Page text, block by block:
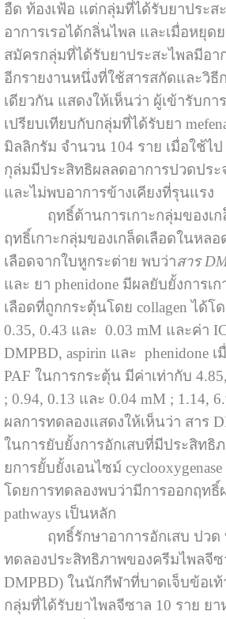
อืด ท้องเฟ้อ แต่กลุ่มที่ได้รับยาประส
อาการเรอได้กลิ่นไพล และเมื่อหยุด
สมัครกลุ่มที่ได้รับยาประสะไพลมีอา
อีกรายงานหนึ่งที่ใช้สารสกัดและวิธี
เดียวกัน แสดงให้เห็นว่า ผู้เข้ารับกา
เปรียบเทียบกับกลุ่มที่ได้รับยา
มิลลิกรัม จำนวน 104 ราย เมื่อใช้ไ
กุล่มมีประสิทธิผลลดอาการปวดประ
และไม่พบอาการข้างเคียงที่รุนแรง
ฤทธิ์ต้านการเกาะกลุ่มของเกล็
ฤทธิ์เกาะกลุ่มของเกล็ดเลือดในหล
เลือดจากใบหูกระต่าย พบว่าสาร
และ ยา phenidone มีผลยับยั้งการเ
เลือดที่ถูกกระตุ้นโดย collagen ได้โ
0.35, 0.43 และ 0.03 mM และค่า
DMPBD, aspirin และ phenidone
PAF ในการกระตุ้น มีค่าเท่ากับ
; 0.94, 0.13 และ 0.04 mM ; 1.14,
ผลการทดลองแสดงให้เห็นว่า สาร
ในการยับยั้งการอักเสบที่มีประสิทธิ
ยการยั้บยั้งเอนไซม์
โดยการทดลองพบว่ามีการออกฤทธิ์
pathways เป็นหลัก
ฤทธิ์รักษาอาการอักเสบ ปวด
ทดลองประสิทธิภาพของครีมไพลจีซ
DMPBD) ในนักกีฬาที่บาดเจ็บข้อเท้
กลุ่มที่ได้รับยาไพลจีซาล 10 ราย ยา